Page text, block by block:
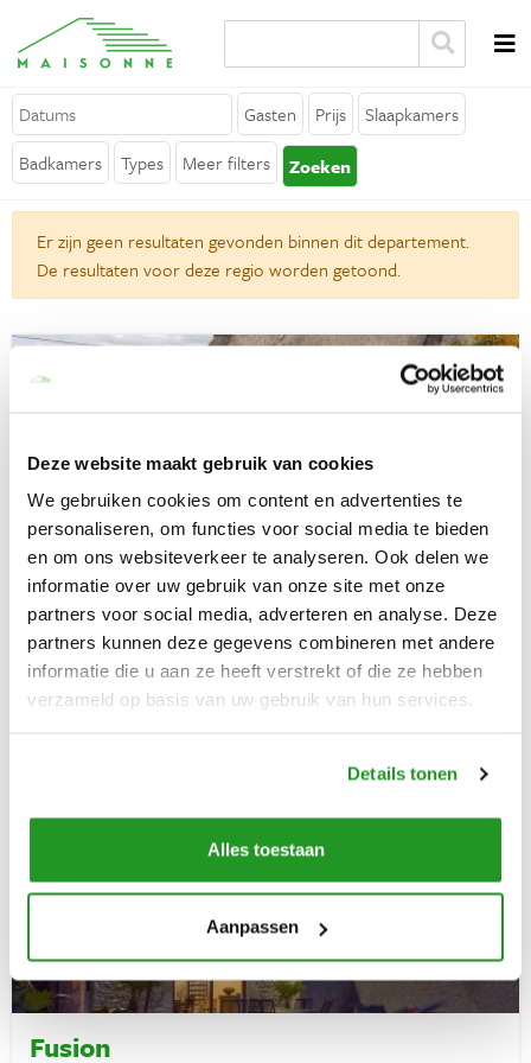
Deze website maakt gebruik van cookies
We gebruiken cookies om content en advertenties te
personaliseren, om functies voor social media te bieden
en om ons websiteverkeer te analyseren. Ook delen we
informatie over uw gebruik van onze site met onze
partners voor social media, adverteren en analyse. Deze
partners kunnen deze gegevens combineren met andere
informatie die u aan ze heeft verstrekt of die ze hebben
verzameld op basis van uw gebruik van hun services.
Details tonen
Alles toestaan
Aanpassen
Gasten Prijs
Slaapkamers
Badkamers
Types Meer filters Zoeken
Er zijn geen resultaten gevonden binnen dit departement.
De resultaten voor deze regio worden getoond.
La Chaumière
Brouains (Normandië)
Dit huis is ideaal voor natuurliefhebbers, vissers en
wandelaars. De omgeving biedt een scala aan wandel- en
fietspaden, evenals bezienswaardigheden zoals de watervallen
van Mortain, Mont Saint Michel en historische sites. Het huisje
landelijke Normandië, met veel buitenactiviteiten en rust.
Fusion
Over Maisonne
Waarom Maisonne?
Affiliates
Vacatures
Verhuur je vakantiehuis
Algemene voorwaarden
Privacy verklaring
Verzekeringen
Ontdek Frankrijk
Vakantiehuis huren in Frankrijk
Verhuurders
+31 6 42 10 99 23